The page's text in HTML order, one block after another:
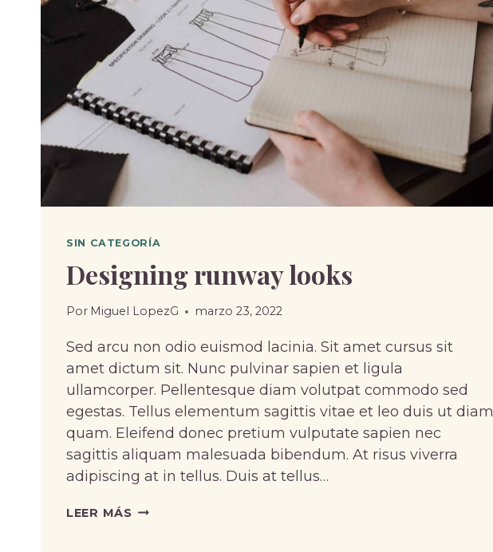
SIN CATEGORÍA
Designing runway looks
Por Miguel LopezG marzo 23, 2022
Sed arcu non odio euismod lacinia. Sit amet cursus sit
amet dictum sit. Nunc pulvinar sapien et ligula
ullamcorper. Pellentesque diam volutpat commodo sed
egestas. Tellus elementum sagittis vitae et leo duis ut diam
quam. Eleifend donec pretium vulputate sapien nec
sagittis aliquam malesuada bibendum. At risus viverra
adipiscing at in tellus. Duis at tellus…
LEER MÁSDESIGNING